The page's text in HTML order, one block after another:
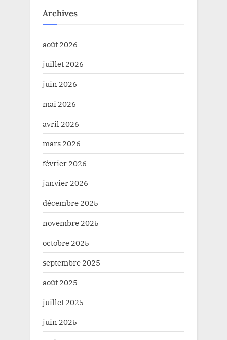
Archives
août 2026
juillet 2026
juin 2026
mai 2026
avril 2026
mars 2026
février 2026
janvier 2026
décembre 2025
novembre 2025
octobre 2025
septembre 2025
août 2025
juillet 2025
juin 2025